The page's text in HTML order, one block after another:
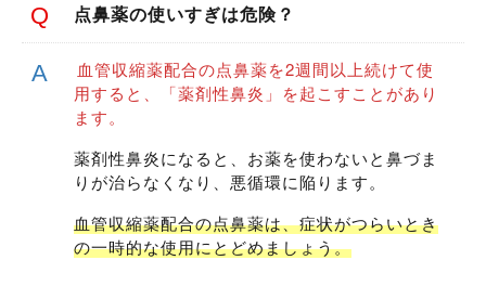
点鼻薬の使いすぎは危険？
血管収縮薬配合の点鼻薬を2週間以上続けて使
用すると、「薬剤性鼻炎」を起こすことがあり
ます。
薬剤性鼻炎になると、お薬を使わないと鼻づま
りが治らなくなり、悪循環に陥ります。
血管収縮薬配合の点鼻薬は、症状がつらいとき
の一時的な使用にとどめましょう。